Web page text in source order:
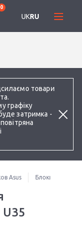
товари
графіку
затримка -
0
UKRU
Asus Блоки питания
U35